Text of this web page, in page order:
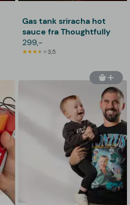
Gas tank sriracha hot
sauce fra Thoughtfully
299,-
3,5